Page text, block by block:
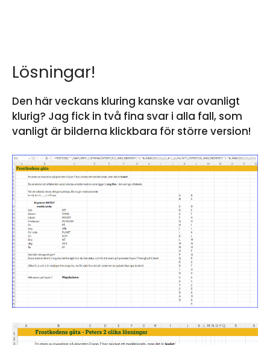
Lösningar!
Den här veckans kluring kanske var ovanligt
klurig? Jag fick in två fina svar i alla fall, som
vanligt är bilderna klickbara för större version!